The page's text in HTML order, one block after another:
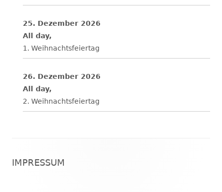
25. Dezember 2026
All day,
1. Weihnachtsfeiertag
26. Dezember 2026
All day,
2. Weihnachtsfeiertag
Inhalt
IMPRESSUM